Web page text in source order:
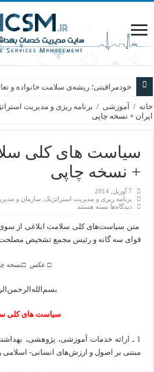
خودمراقبتی؛ ریشه‌ی سلامت خانواده و
خانه / آموزشی / برنامه ریزی و مدیریت
ایران + نسخه چاپی
سیاست های کلی
+ نسخه چاپی
7 آوریل, 2014
برنامه ریزی و مدیریت استراتژیک ,سازمان و
دیدگاه‌ها برای
کلی
سلامت
بسته هستند
متن سیاست‌های کلی سلامت ابلاغی از
قوای سه گانه و رئیس مجمع تشخیص
□ عکس □نسخه
سیاست های کلی
1 ـ ارائه خدمات آموزشی، پژوهشی،
مبتنی بر اصول و ارزش‌های انسانی- ‌اسلامی